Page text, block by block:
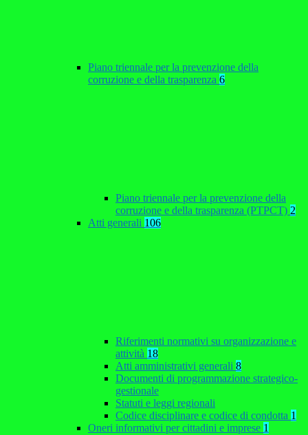
Piano triennale per la prevenzione della
corruzione e della trasparenza 6
Piano triennale per la prevenzione della
corruzione e della trasparenza (PTPCT) 2
Atti generali 106
Riferimenti normativi su organizzazione e
attività 18
Atti amministrativi generali 8
Documenti di programmazione strategico-
gestionale
Statuti e leggi regionali
Codice disciplinare e codice di condotta 1
Oneri informativi per cittadini e imprese 1